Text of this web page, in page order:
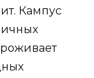
Кампус